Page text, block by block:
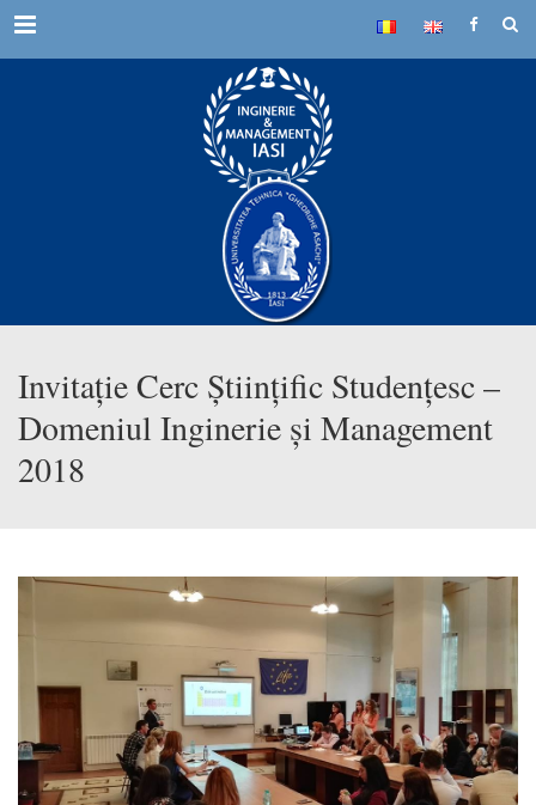
Menu
Invitație Cerc Științific Studențesc –
Domeniul Inginerie și Management
2018